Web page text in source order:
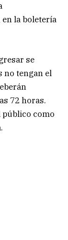
la boletería
se
no tengan el
72 horas.
público como